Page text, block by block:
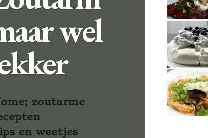
wel
zoutarme
en weetjes